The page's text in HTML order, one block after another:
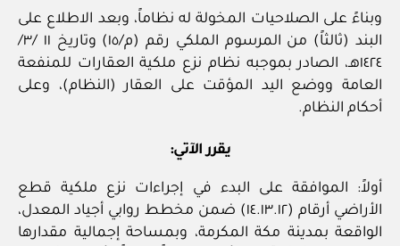
وبناءً على الصلاحيات المخولة له نظاماً، وبعد الاطلاع على
البند (ثالثاً) من المرسوم الملكي رقم (م/١٥) وتاريخ ١١ /٣/
١٤٢٤هـ، الصادر بموجبه نظام نزع ملكية العقارات للمنفعة
العامة ووضع اليد المؤقت على العقار (النظام)، وعلى
أحكام النظام.
يقرر الآتي:
أولاً: الموافقة على البدء في إجراءات نزع ملكية قطع
الأراضي أرقام (١٤.١٣.١٢) ضمن مخطط روابي أجياد المعدل،
الواقعة بمدينة مكة المكرمة، وبمساحة إجمالية مقدارها